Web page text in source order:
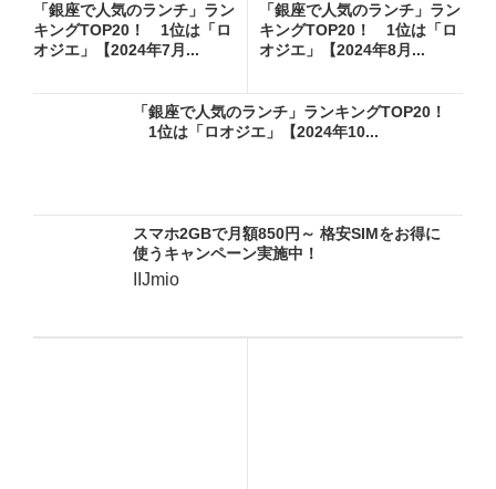
「銀座で人気のランチ」ラン
キングTOP20！ 1位は「ロ
オジエ」【2024年7月...
「銀座で人気のランチ」ラン
キングTOP20！ 1位は「ロ
オジエ」【2024年8月...
「銀座で人気のランチ」ランキングTOP20！
1位は「ロオジエ」【2024年10...
スマホ2GBで月額850円～ 格安SIMをお得に
使うキャンペーン実施中！
IIJmio